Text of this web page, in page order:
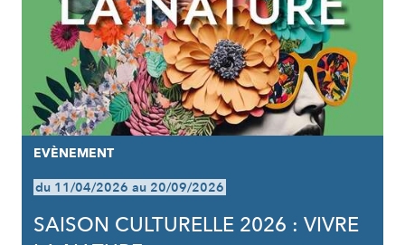
EVÈNEMENT
du 11/04/2026 au 20/09/2026
SAISON CULTURELLE 2026 : VIVRE